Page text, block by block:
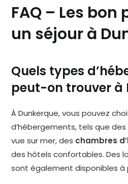
FAQ – Les
un séjour à
Quels types
peut-on trouver à
À Dunkerque, vous pouvez
d’hébergements, tels que des
vue sur mer, des chambres
des hôtels confortables. Des
sont également disponibles à